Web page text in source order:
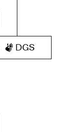
DGS